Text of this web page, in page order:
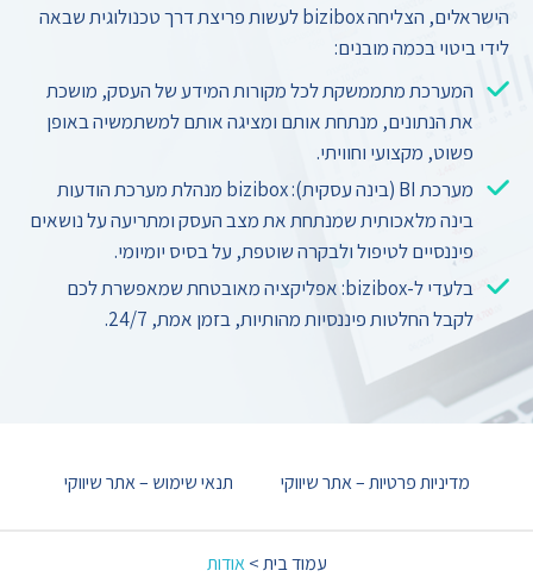
הישראלים, הצליחה bizibox לעשות פריצת דרך טכנולוגית שבאה
לידי ביטוי בכמה מובנים:
המערכת מתממשקת לכל מקורות המידע של העסק, מושכת
את הנתונים, מנתחת אותם ומציגה אותם למשתמשיה באופן
פשוט, מקצועי וחוויתי.
מערכת BI (בינה עסקית): bizibox מנהלת מערכת הודעות
בינה מלאכותית שמנתחת את מצב העסק ומתריעה על נושאים
פיננסיים לטיפול ולבקרה שוטפת, על בסיס יומיומי.
בלעדי ל-bizibox: אפליקציה מאובטחת שמאפשרת לכם
לקבל החלטות פיננסיות מהותיות, בזמן אמת, 24/7.
מדיניות פרטיות – אתר שיווקי תנאי שימוש – אתר שיווקי
עמוד בית>אודות